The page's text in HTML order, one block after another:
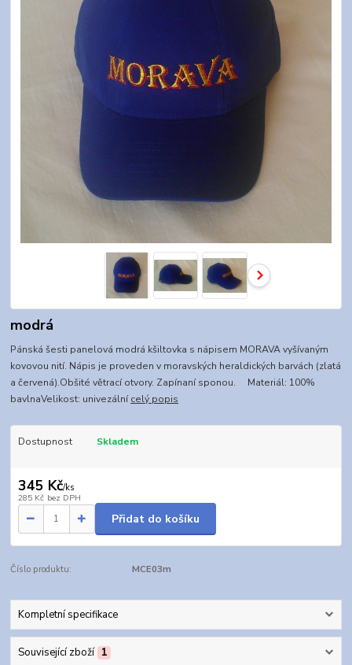
modrá
Pánská šesti panelová modrá kšiltovka s nápisem MORAVA vyšívaným
kovovou nití. Nápis je proveden v moravských heraldických barvách (zlatá
a červená).Obšité větrací otvory. Zapínaní sponou. Materiál: 100%
bavlnaVelikost: univezálnícelý popis
Dostupnost Skladem
345 Kč/ks
285 Kč bez DPH
Přidat do košíku
Číslo produktu: MCE03m
Kompletní specifikace
Související zboží 1